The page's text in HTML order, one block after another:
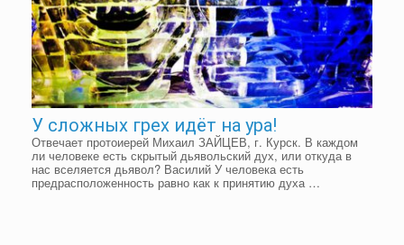
У сложных грех идёт на ура!
Отвечает протоиерей Михаил ЗАЙЦЕВ, г. Курск. В каждом
ли человеке есть скрытый дьявольский дух, или откуда в
нас вселяется дьявол? Василий У человека есть
предрасположенность равно как к принятию духа …